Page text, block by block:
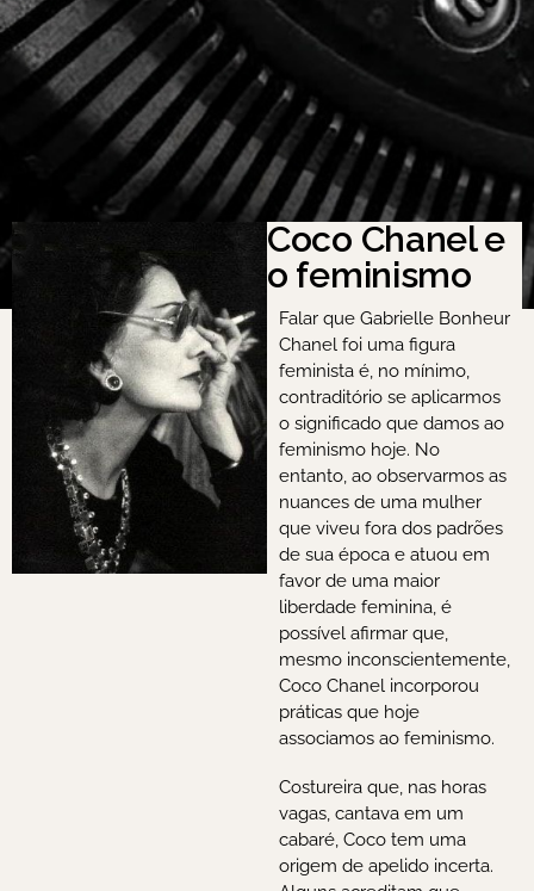
Coco Chanel e
o feminismo
Falar que Gabrielle Bonheur
Chanel foi uma figura
feminista é, no mínimo,
contraditório se aplicarmos
o significado que damos ao
feminismo hoje. No
entanto, ao observarmos as
nuances de uma mulher
que viveu fora dos padrões
de sua época e atuou em
favor de uma maior
liberdade feminina, é
possível afirmar que,
mesmo inconscientemente,
Coco Chanel incorporou
práticas que hoje
associamos ao feminismo.
Costureira que, nas horas
vagas, cantava em um
cabaré, Coco tem uma
origem de apelido incerta.